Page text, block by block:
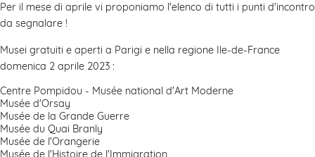
Per il mese di aprile vi proponiamo l'elenco di tutti i punti d'incontro
da segnalare !
Musei gratuiti e aperti a Parigi e nella regione Ile-de-France
domenica 2 aprile 2023 :
Centre Pompidou - Musée national d'Art Moderne
Musée d'Orsay
Musée de la Grande Guerre
Musée du Quai Branly
Musée de l'Orangerie
Musée de l'Histoire de l'Immigration